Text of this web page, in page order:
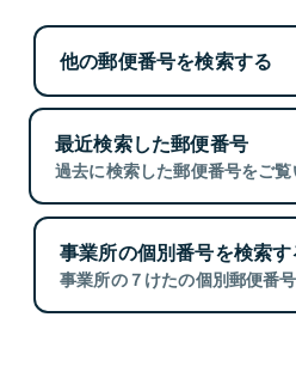
他の郵便番号を検索する
最近検索した郵便番号
過去に検索した郵便番号をご覧
事業所の個別番号を検索す
事業所の７けたの個別郵便番